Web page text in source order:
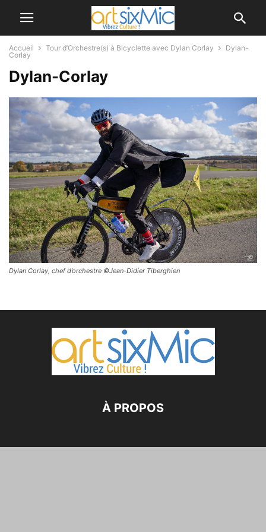
Accueil Tour d’Orchestre(s) à Bicyclette avec Dylan Corlay
Dylan-
Corlay
Dylan-Corlay
Dylan Corlay, chef d’orchestre ©Jean-Didier Tiberghien
À PROPOS